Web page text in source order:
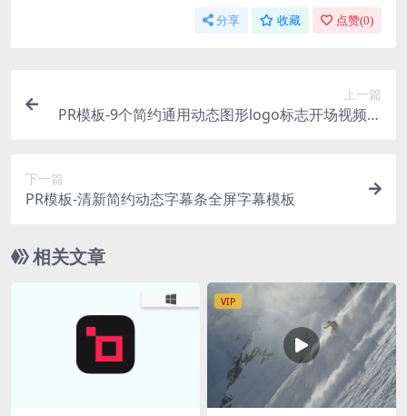
分享 收藏 点赞(0)
上一篇
PR模板-9个简约通用动态图形logo标志开场视频模
下一篇
PR模板-清新简约动态字幕条全屏字幕模板
相关文章
VIP